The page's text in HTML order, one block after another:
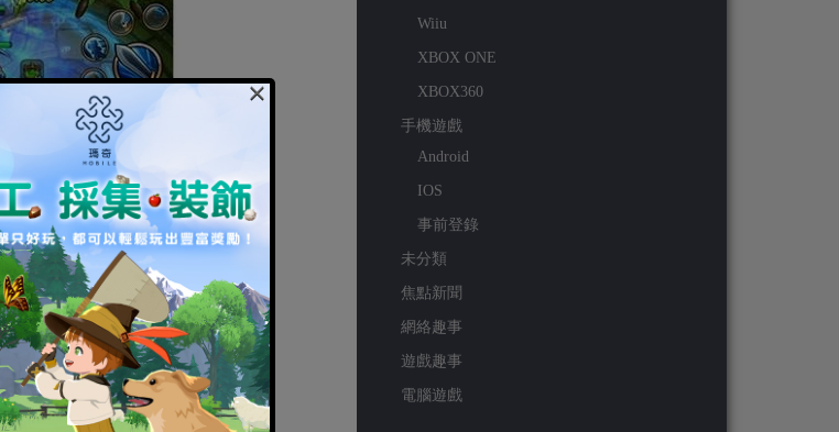
Wiiu
XBOX ONE
XBOX360
手機遊戲
Android
IOS
事前登錄
未分類
焦點新聞
網絡趣事
遊戲趣事
電腦遊戲
×